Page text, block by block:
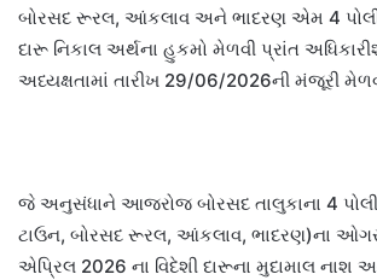
બોરસદ રૂરલ, આંકલાવ અને ભાદરણ એમ 4
દારૂ નિકાલ અર્થના હુકમો મેળવી પ્રાંત
અધ્યક્ષતામાં તારીખ 29/06/2026ની મંજૂરી
જે અનુસંધાને આજરોજ બોરસદ તાલુકાના 4
ટાઉન, બોરસદ રૂરલ, આંકલાવ, ભાદરણ)ના
એપ્રિલ 2026 ના વિદેશી દારૂના મુદામાલ નાશ